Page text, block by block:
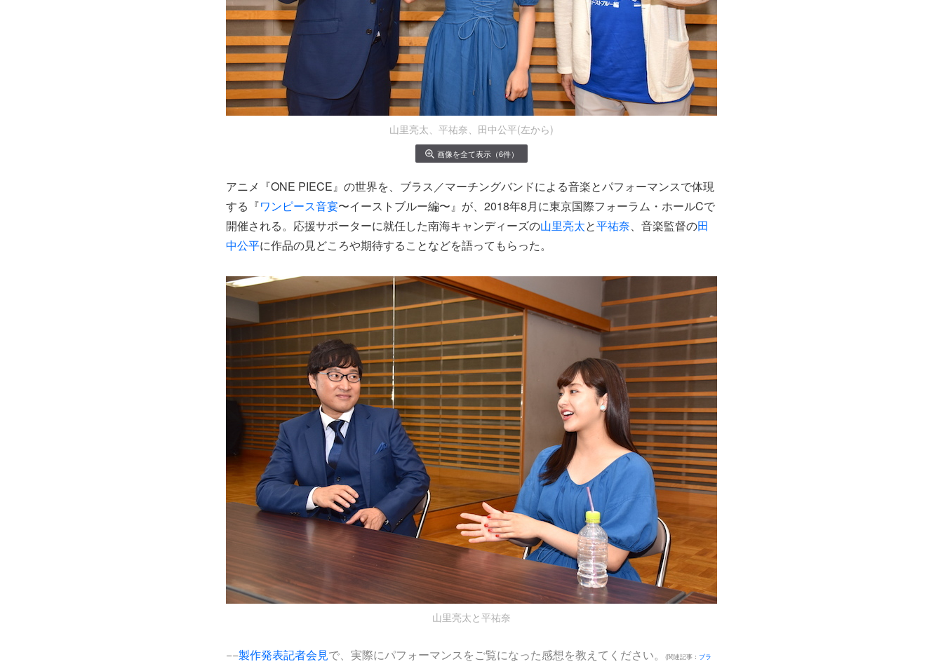
山里亮太、平祐奈、田中公平(左から)
画像を全て表示（6件）
アニメ『ONE PIECE』の世界を、ブラス／マーチングバンドによる音楽とパフォーマンスで体現
する『ワンピース音宴〜イーストブルー編〜』が、2018年8月に東京国際フォーラム・ホールCで
開催される。応援サポーターに就任した南海キャンディーズの山里亮太と平祐奈、音楽監督の田
中公平に作品の見どころや期待することなどを語ってもらった。
山里亮太と平祐奈
−−製作発表記者会見で、実際にパフォーマンスをご覧になった感想を教えてください。 (関連記事： ブラ